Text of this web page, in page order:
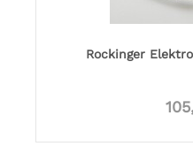
Rockinger